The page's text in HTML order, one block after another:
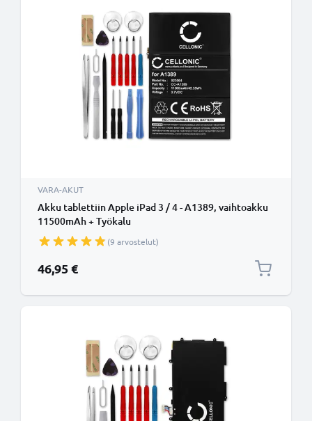
VARA-AKUT
Akku tablettiin Apple iPad 3 / 4 - A1389, vaihtoakku
11500mAh + Työkalu
(9 arvostelut)
46,95 €